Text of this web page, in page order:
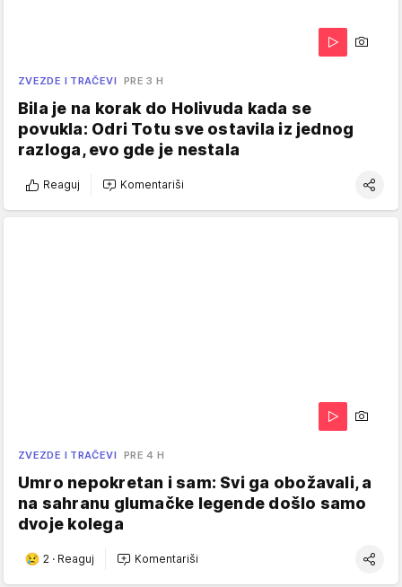
ZVEZDE I TRAČEVI PRE 3 H
Bila je na korak do Holivuda kada se
povukla: Odri Totu sve ostavila iz jednog
razloga, evo gde je nestala
Reaguj Komentariši
ZVEZDE I TRAČEVI PRE 4 H
Umro nepokretan i sam: Svi ga obožavali, a
na sahranu glumačke legende došlo samo
dvoje kolega
2 · Reaguj Komentariši